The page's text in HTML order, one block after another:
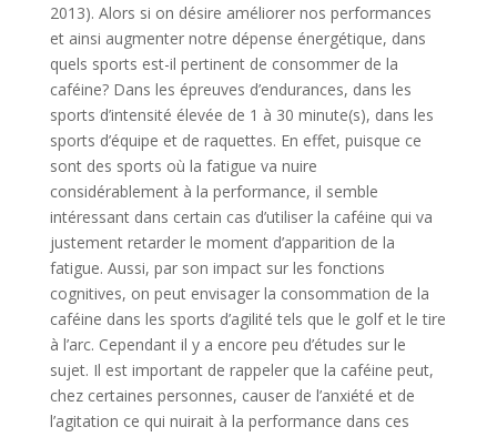
2013). Alors si on désire améliorer nos performances
et ainsi augmenter notre dépense énergétique, dans
quels sports est-il pertinent de consommer de la
caféine? Dans les épreuves d’endurances, dans les
sports d’intensité élevée de 1 à 30 minute(s), dans les
sports d’équipe et de raquettes. En effet, puisque ce
sont des sports où la fatigue va nuire
considérablement à la performance, il semble
intéressant dans certain cas d’utiliser la caféine qui va
justement retarder le moment d’apparition de la
fatigue. Aussi, par son impact sur les fonctions
cognitives, on peut envisager la consommation de la
caféine dans les sports d’agilité tels que le golf et le tire
à l’arc. Cependant il y a encore peu d’études sur le
sujet. Il est important de rappeler que la caféine peut,
chez certaines personnes, causer de l’anxiété et de
l’agitation ce qui nuirait à la performance dans ces